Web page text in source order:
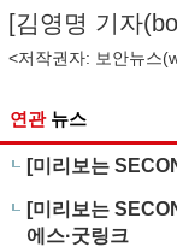
[김영명 기자(
<저작권자: 보안뉴스(
연관 뉴스
[미리보는
[미리보는
에스·굿링크